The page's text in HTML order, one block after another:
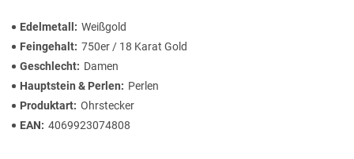
Edelmetall
Weißgold
Feingehalt 750er / 18 Karat Gold
Geschlecht
Damen
Hauptstein & Perlen
Perlen
Produktart Ohrstecker
EAN
4069923074808